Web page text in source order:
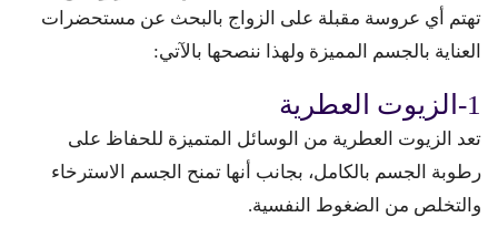
تهتم أي عروسة مقبلة على الزواج بالبحث عن مستحضرات
العناية بالجسم المميزة ولهذا ننصحها بالآتي:
1-الزيوت العطرية
تعد الزيوت العطرية من الوسائل المتميزة للحفاظ على
رطوبة الجسم بالكامل، بجانب أنها تمنح الجسم الاسترخاء
والتخلص من الضغوط النفسية.